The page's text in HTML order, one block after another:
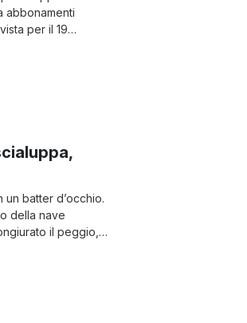
abbonamenti
per il 19
venerdì 24 ottobre.
un batter d’occhio.
della nave
il peggio,
per un marinaio
manovra, per